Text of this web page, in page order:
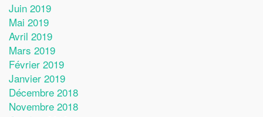
Juin 2019
Mai 2019
Avril 2019
Mars 2019
Février 2019
Janvier 2019
Décembre 2018
Novembre 2018